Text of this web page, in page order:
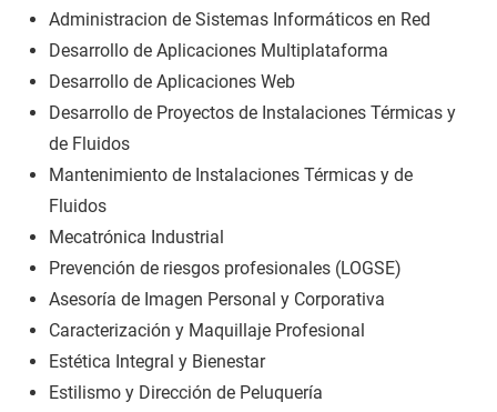
Administracion de Sistemas Informáticos en Red
Desarrollo de Aplicaciones Multiplataforma
Desarrollo de Aplicaciones Web
Desarrollo de Proyectos de Instalaciones Térmicas y
de Fluidos
Mantenimiento de Instalaciones Térmicas y de
Fluidos
Mecatrónica Industrial
Prevención de riesgos profesionales (LOGSE)
Asesoría de Imagen Personal y Corporativa
Caracterización y Maquillaje Profesional
Estética Integral y Bienestar
Estilismo y Dirección de Peluquería